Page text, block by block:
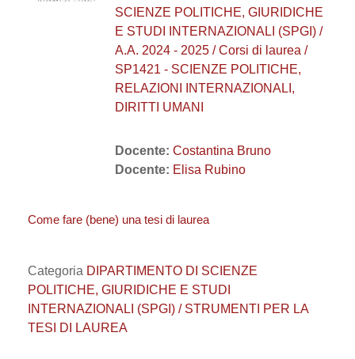
SCIENZE POLITICHE, GIURIDICHE
E STUDI INTERNAZIONALI (SPGI) /
A.A. 2024 - 2025 / Corsi di laurea /
SP1421 - SCIENZE POLITICHE,
RELAZIONI INTERNAZIONALI,
DIRITTI UMANI
Docente: Costantina Bruno
Docente: Elisa Rubino
Come fare (bene) una tesi di laurea
Categoria DIPARTIMENTO DI SCIENZE
POLITICHE, GIURIDICHE E STUDI
INTERNAZIONALI (SPGI) / STRUMENTI PER LA
TESI DI LAUREA